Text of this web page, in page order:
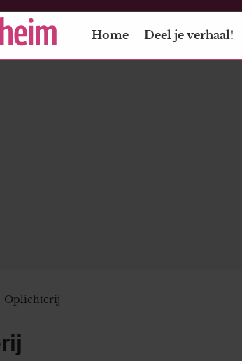
Home Deel je verhaal!
Oplichterij